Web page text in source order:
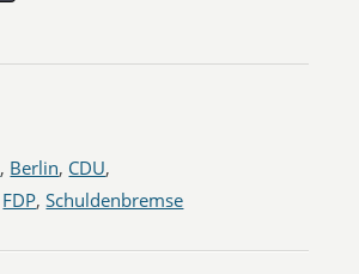
, Berlin, CDU,
FDP,Schuldenbremse